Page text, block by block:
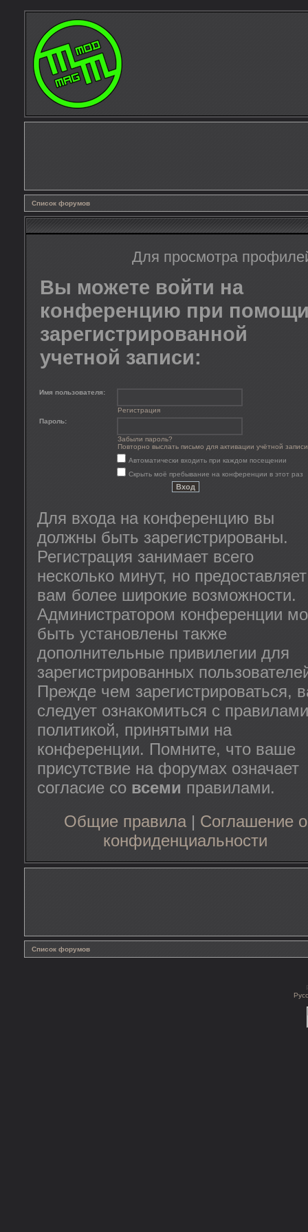
Список форумов
Для просмотра
Вы можете войти на
конференцию при
зарегистрированной
учетной записи:
Имя пользователя:
Регистрация
Пароль:
Забыли пароль?
Повторно выслать письмо для активации учётной записи
Автоматически входить при каждом посещении
Скрыть моё пребывание на конференции в этот раз
Для входа на конференцию вы
должны быть зарегистрированы.
Регистрация занимает всего
несколько минут, но предоставляет
вам более широкие возможности.
Администратором конференции
быть установлены также
дополнительные привилегии для
зарегистрированных
Прежде чем зарегистрироваться,
следует ознакомиться с
политикой, принятыми на
конференции. Помните, что ваше
присутствие на форумах означает
согласие со всеми правилами.
Общие правила| Соглашение о
конфиденциальности
Список форумов